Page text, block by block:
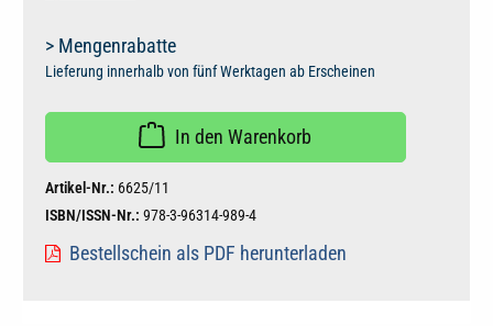
> Mengenrabatte
Lieferung innerhalb von fünf Werktagen ab Erscheinen
In den Warenkorb
Artikel-Nr.: 6625/11
ISBN/ISSN-Nr.: 978-3-96314-989-4
Bestellschein als PDF herunterladen